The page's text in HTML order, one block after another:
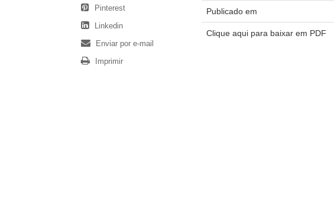
Publicado em
Clique aqui para baixar em PDF
Pinterest
Linkedin
Enviar por e-mail
Imprimir